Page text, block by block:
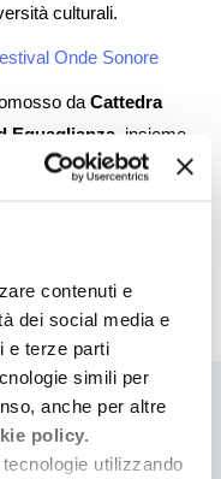
contenuti e
dei social media e
e terze parti
simili per
anche per altre
policy.
utilizzando
culturali.
Onde Sonore
da Cattedra
Eguaglianza , insieme
di Musica